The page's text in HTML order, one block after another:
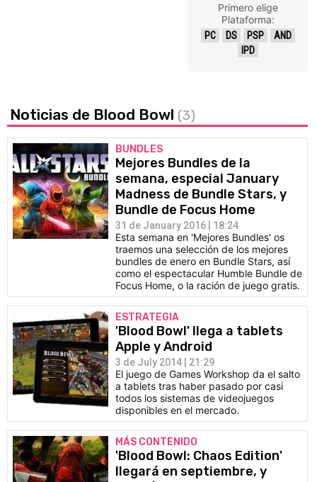
Primero elige
Plataforma:
PC DS PSP
AND
IPD
Noticias de Blood Bowl (3)
BUNDLES
Mejores Bundles de la
semana, especial January
Madness de Bundle Stars, y
Bundle de Focus Home
31 de January 2016 | 18:24
Esta semana en 'Mejores Bundles' os
traemos una selección de los mejores
bundles de enero en Bundle Stars, así
como el espectacular Humble Bundle de
Focus Home, o la ración de juego gratis.
ESTRATEGIA
'Blood Bowl' llega a tablets
Apple y Android
3 de July 2014 | 21:29
El juego de Games Workshop da el salto
a tablets tras haber pasado por casi
todos los sistemas de videojuegos
disponibles en el mercado.
MÁS CONTENIDO
'Blood Bowl: Chaos Edition'
llegará en septiembre, y